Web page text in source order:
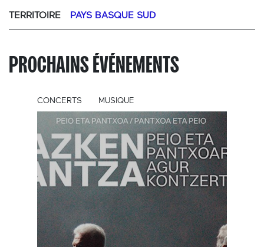
TERRITOIRE PAYS BASQUE SUD
PROCHAINS ÉVÉNEMENTS
CONCERTS MUSIQUE